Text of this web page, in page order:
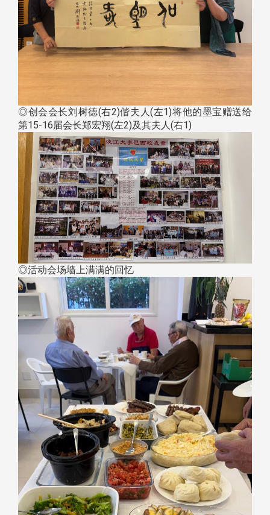
◎创会会长刘树德(右2)偕夫人(左1)将他的墨宝赠送给
第15-16届会长郑宏翔(左2)及其夫人(右1)
◎活动会场墙上满满的回忆